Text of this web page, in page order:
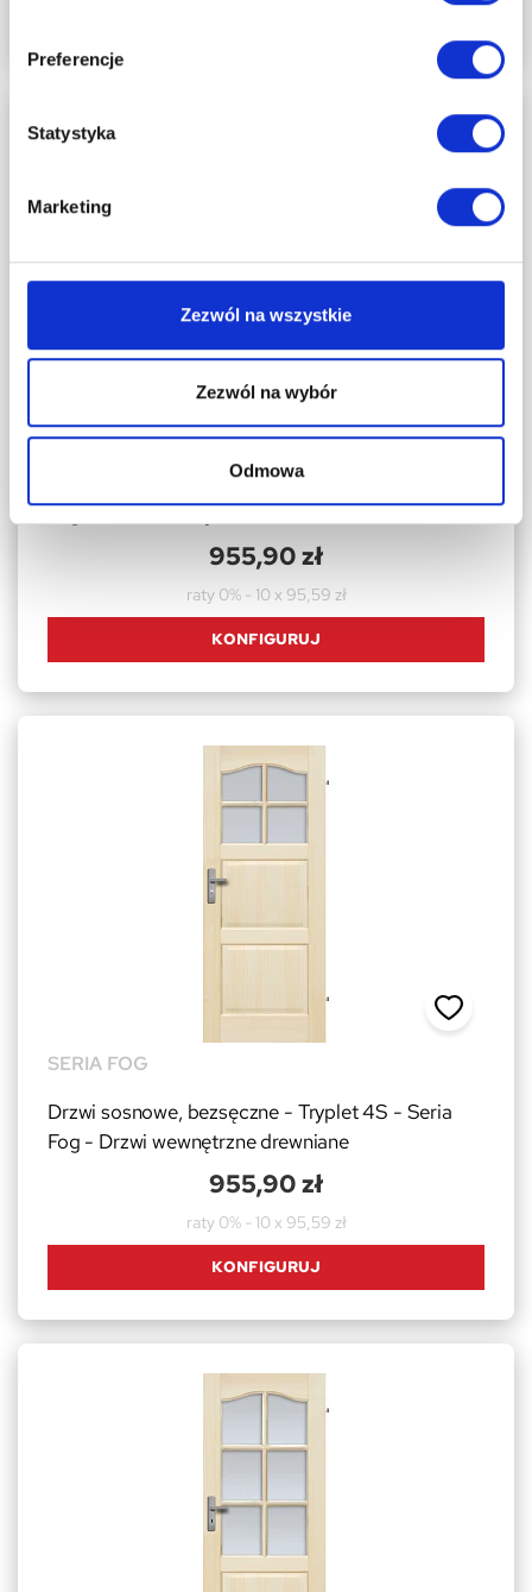
Preferencje
Statystyka
Marketing
Zezwól na wszystkie
Zezwól na wybór
Odmowa
SERIA FOG
Drzwi sosnowe, bezsęczne - Tryplet pełne - Seria
Fog - Drzwi wewnętrzne...
955,90 zł
raty 0% - 10 x 95,59 zł
KONFIGURUJ
SERIA FOG
Drzwi sosnowe, bezsęczne - Tryplet 4S - Seria
Fog - Drzwi wewnętrzne drewniane
955,90 zł
raty 0% - 10 x 95,59 zł
KONFIGURUJ